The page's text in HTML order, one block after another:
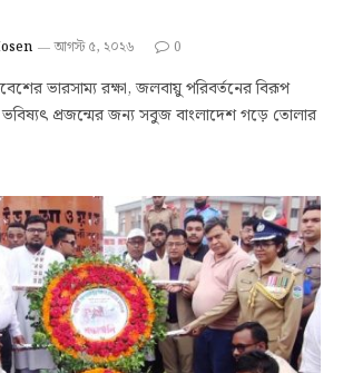
আগস্ট ৫, ২০২৬ 0
ভারসাম্য রক্ষা, জলবায়ু পরিবর্তনের বিরূপ
ভবিষ্যৎ প্রজন্মের জন্য সবুজ বাংলাদেশ গড়ে তোলার